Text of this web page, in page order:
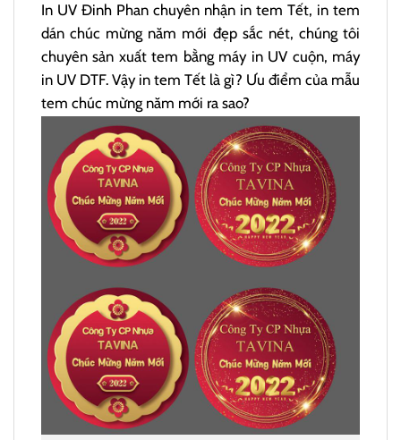
In UV Đinh Phan chuyên nhận in tem Tết, in tem
dán chúc mừng năm mới đẹp sắc nét, chúng tôi
chuyên sản xuất tem bằng máy in UV cuộn, máy
in UV DTF. Vậy in tem Tết là gì? Ưu điểm của mẫu
tem chúc mừng năm mới ra sao?